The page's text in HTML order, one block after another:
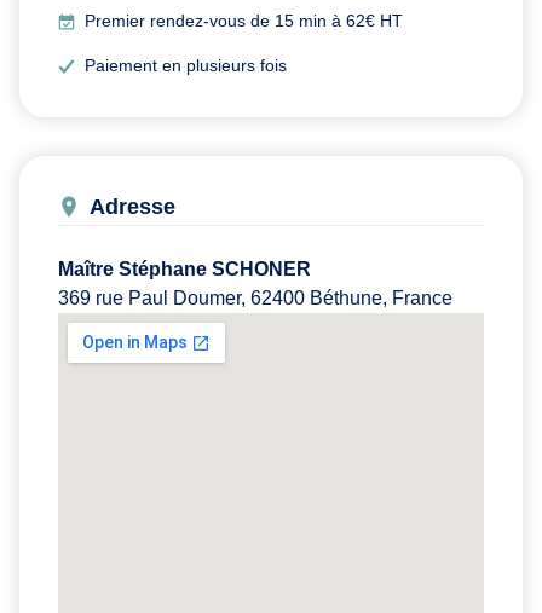
Premier rendez-vous de 15 min à 62€ HT
Paiement en plusieurs fois
Adresse
Maître Stéphane SCHONER
369 rue Paul Doumer, 62400 Béthune, France